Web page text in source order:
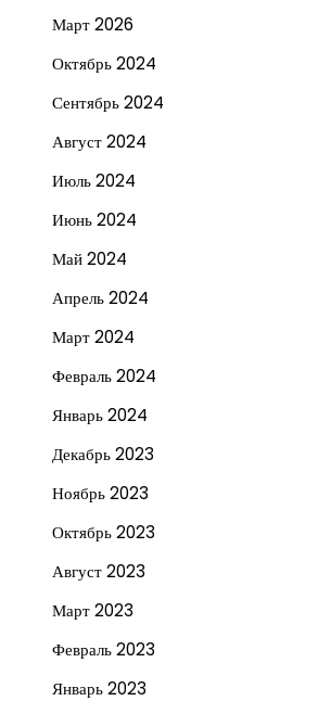
Март 2026
Октябрь 2024
Сентябрь 2024
Август 2024
Июль 2024
Июнь 2024
Май 2024
Апрель 2024
Март 2024
Февраль 2024
Январь 2024
Декабрь 2023
Ноябрь 2023
Октябрь 2023
Август 2023
Март 2023
Февраль 2023
Январь 2023